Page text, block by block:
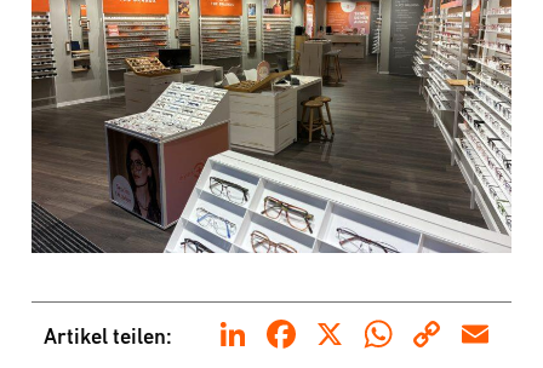
Artikel teilen: LinkedIn
Facebook
X
Copy